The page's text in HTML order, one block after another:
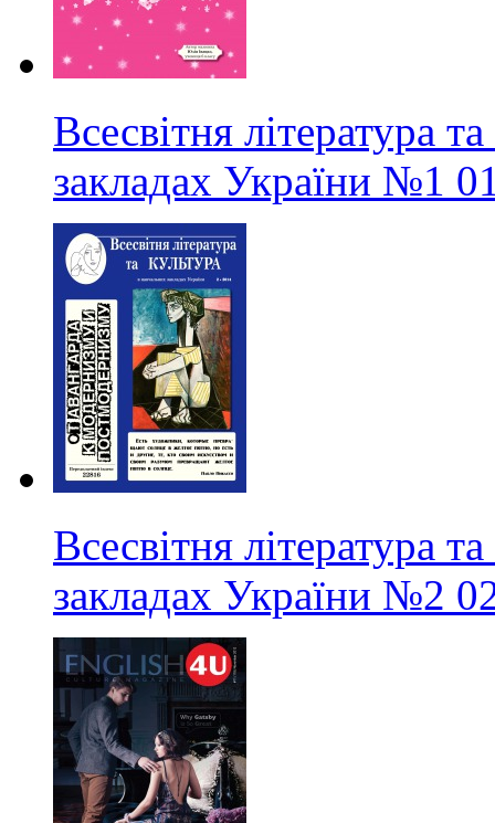
Всесвітня література
закладах України №1
Всесвітня література
закладах України №2